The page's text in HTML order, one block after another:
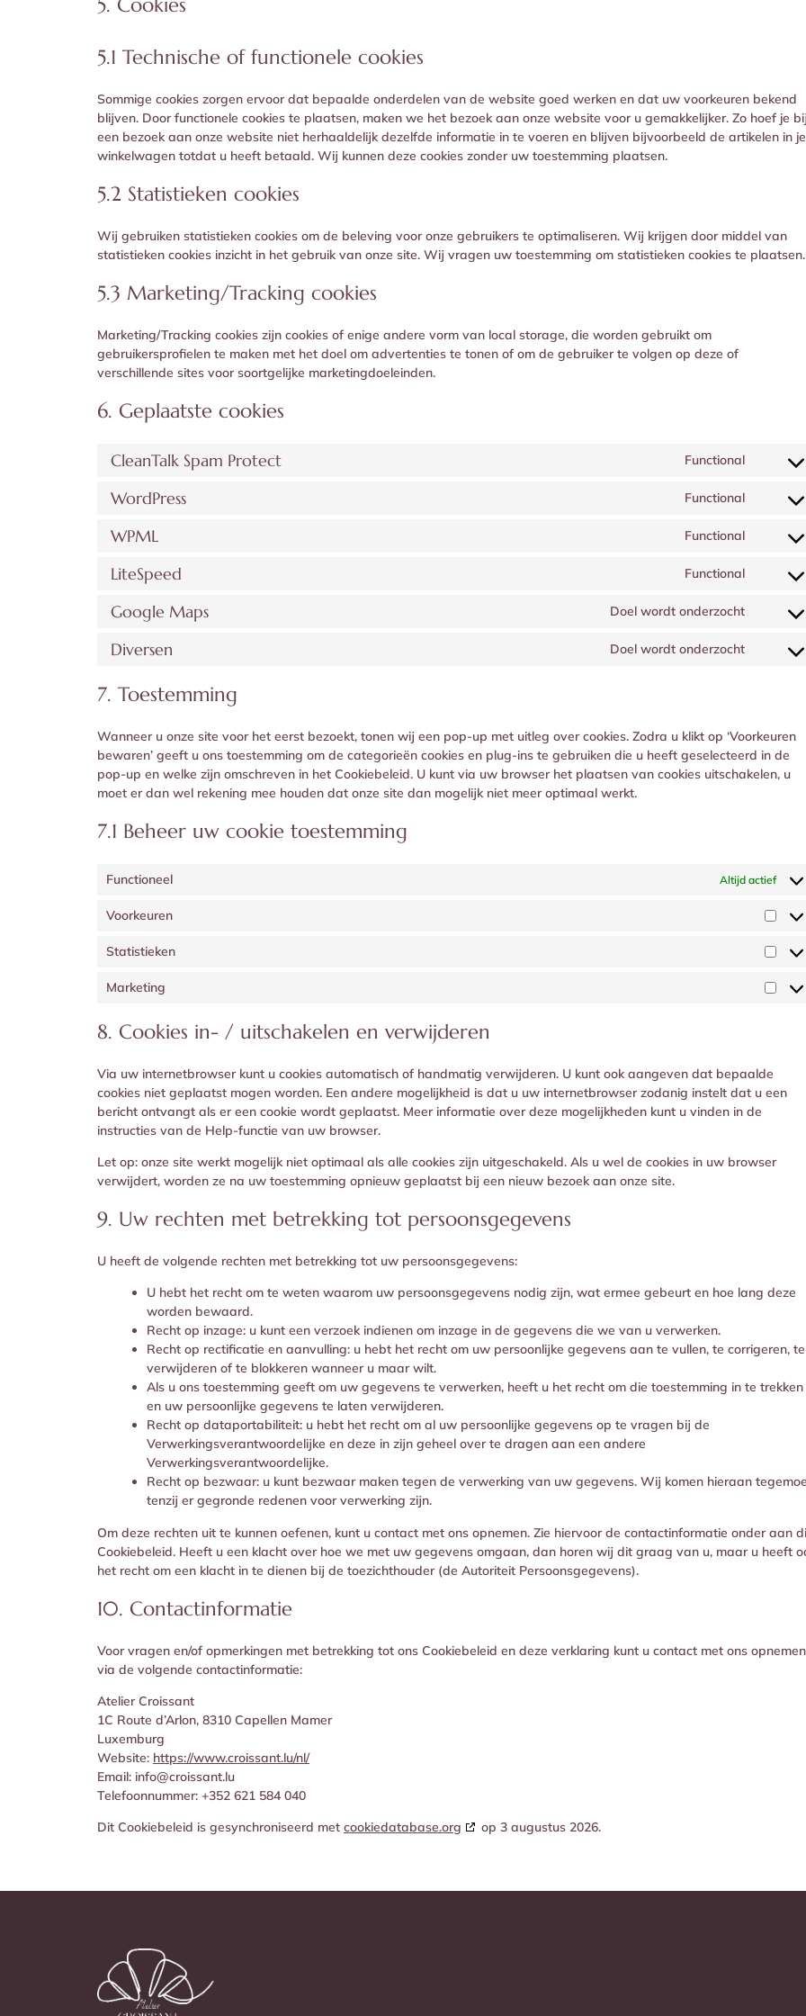
5. Cookies
5.1 Technische of functionele cookies
Sommige cookies zorgen ervoor dat bepaalde onderdelen van de website goed werken en dat uw voorkeuren bekend
blijven. Door functionele cookies te plaatsen, maken we het bezoek aan onze website voor u gemakkelijker. Zo hoef je bij
een bezoek aan onze website niet herhaaldelijk dezelfde informatie in te voeren en blijven bijvoorbeeld de artikelen in je
winkelwagen totdat u heeft betaald. Wij kunnen deze cookies zonder uw toestemming plaatsen.
5.2 Statistieken cookies
Wij gebruiken statistieken cookies om de beleving voor onze gebruikers te optimaliseren. Wij krijgen door middel van
statistieken cookies inzicht in het gebruik van onze site. Wij vragen uw toestemming om statistieken cookies te plaatsen.
5.3 Marketing/Tracking cookies
Marketing/Tracking cookies zijn cookies of enige andere vorm van local storage, die worden gebruikt om
gebruikersprofielen te maken met het doel om advertenties te tonen of om de gebruiker te volgen op deze of
verschillende sites voor soortgelijke marketingdoeleinden.
6. Geplaatste cookies
CleanTalk Spam Protect Functional
Consent
service
spam-
WordPress Functional
Consent
service
WPML Functional
Consent
service
LiteSpeed Functional
Consent
service
Google Maps Doel wordt onderzocht
Consent
service
Diversen Doel wordt onderzocht
Consent
7. Toestemming
Wanneer u onze site voor het eerst bezoekt, tonen wij een pop-up met uitleg over cookies. Zodra u klikt op ‘Voorkeuren
bewaren’ geeft u ons toestemming om de categorieën cookies en plug-ins te gebruiken die u heeft geselecteerd in de
pop-up en welke zijn omschreven in het Cookiebeleid. U kunt via uw browser het plaatsen van cookies uitschakelen, u
moet er dan wel rekening mee houden dat onze site dan mogelijk niet meer optimaal werkt.
7.1 Beheer uw cookie toestemming
Functioneel Altijd actief
Voorkeuren
Statistieken
Marketing
8. Cookies in- / uitschakelen en verwijderen
Via uw internetbrowser kunt u cookies automatisch of handmatig verwijderen. U kunt ook aangeven dat bepaalde
cookies niet geplaatst mogen worden. Een andere mogelijkheid is dat u uw internetbrowser zodanig instelt dat u een
bericht ontvangt als er een cookie wordt geplaatst. Meer informatie over deze mogelijkheden kunt u vinden in de
instructies van de Help-functie van uw browser.
Let op: onze site werkt mogelijk niet optimaal als alle cookies zijn uitgeschakeld. Als u wel de cookies in uw browser
verwijdert, worden ze na uw toestemming opnieuw geplaatst bij een nieuw bezoek aan onze site.
9. Uw rechten met betrekking tot persoonsgegevens
U heeft de volgende rechten met betrekking tot uw persoonsgegevens:
U hebt het recht om te weten waarom uw persoonsgegevens nodig zijn, wat ermee gebeurt en hoe lang deze
worden bewaard.
Recht op inzage: u kunt een verzoek indienen om inzage in de gegevens die we van u verwerken.
Recht op rectificatie en aanvulling: u hebt het recht om uw persoonlijke gegevens aan te vullen, te corrigeren, te
verwijderen of te blokkeren wanneer u maar wilt.
Als u ons toestemming geeft om uw gegevens te verwerken, heeft u het recht om die toestemming in te trekken
en uw persoonlijke gegevens te laten verwijderen.
Recht op dataportabiliteit: u hebt het recht om al uw persoonlijke gegevens op te vragen bij de
Verwerkingsverantwoordelijke en deze in zijn geheel over te dragen aan een andere
Verwerkingsverantwoordelijke.
Recht op bezwaar: u kunt bezwaar maken tegen de verwerking van uw gegevens. Wij komen hieraan
tenzij er gegronde redenen voor verwerking zijn.
Om deze rechten uit te kunnen oefenen, kunt u contact met ons opnemen. Zie hiervoor de contactinformatie onder aan
Cookiebeleid. Heeft u een klacht over hoe we met uw gegevens omgaan, dan horen wij dit graag van u, maar u heeft
het recht om een klacht in te dienen bij de toezichthouder (de Autoriteit Persoonsgegevens).
10. Contactinformatie
Voor vragen en/of opmerkingen met betrekking tot ons Cookiebeleid en deze verklaring kunt u contact met ons opnemen
via de volgende contactinformatie:
Atelier Croissant
1C Route d’Arlon, 8310 Capellen Mamer
Luxemburg
Website: https://www.croissant.lu/nl/
Email: info@croissant.lu
Telefoonnummer: +352 621 584 040
Dit Cookiebeleid is gesynchroniseerd met cookiedatabase.org op 3 augustus 2026.